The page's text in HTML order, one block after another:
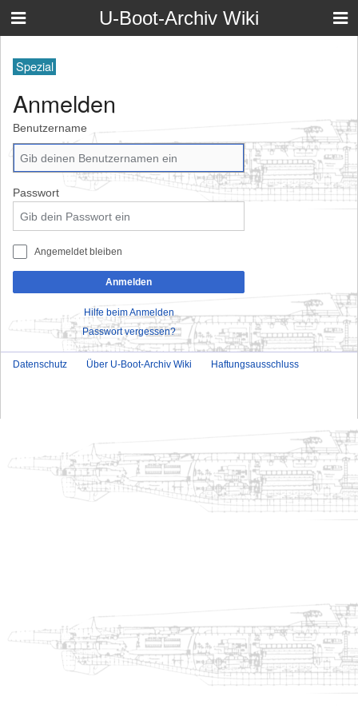
U-Boot-Archiv Wiki
Spezial
Anmelden
Benutzername
Passwort
Angemeldet bleiben
Anmelden
Hilfe beim Anmelden
Passwort vergessen?
Datenschutz Über U-Boot-Archiv Wiki Haftungsausschluss